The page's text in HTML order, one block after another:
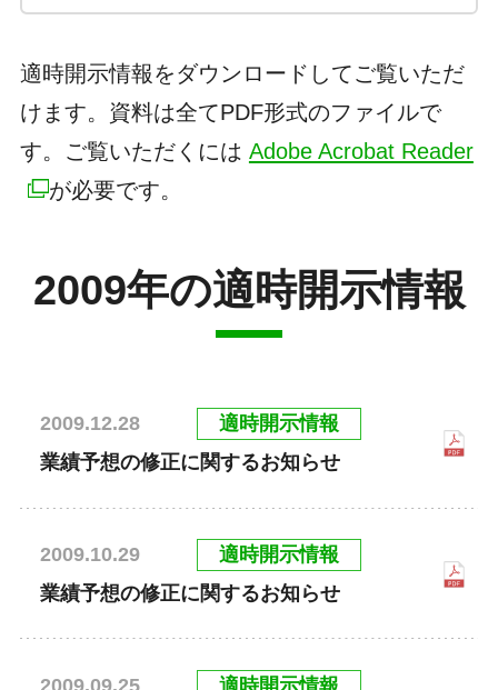
適時開示情報をダウンロードしてご覧いただ
けます。資料は全てPDF形式のファイルで
す。ご覧いただくには Adobe Acrobat Reader
が必要です。
2009年の適時開示情報
2009.12.28
適時開示情報
業績予想の修正に関するお知らせ
2009.10.29
適時開示情報
業績予想の修正に関するお知らせ
2009.09.25
適時開示情報